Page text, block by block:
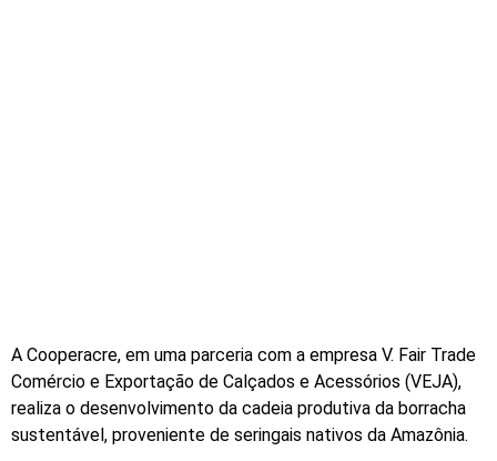
A Cooperacre, em uma parceria com a empresa V. Fair Trade
Comércio e Exportação de Calçados e Acessórios (VEJA),
realiza o desenvolvimento da cadeia produtiva da borracha
sustentável, proveniente de seringais nativos da Amazônia.